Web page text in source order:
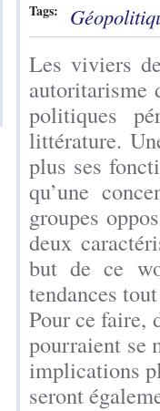
Tags:
Les viviers
autoritarisme
politiques
littérature.
plus ses
qu’une
groupes
deux
but de ce
tendances
Pour ce faire,
pourraient se
implications
seront